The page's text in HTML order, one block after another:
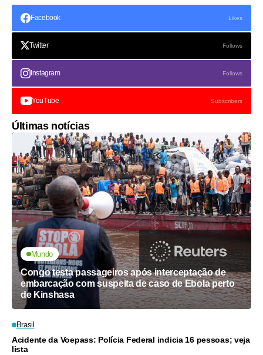
Facebook Likes
Twitter Follows
Instagram Follows
YouTube Subscribers
Últimas notícias
Mundo
Congo testa passageiros após interceptação de
embarcação com suspeita de caso de Ebola perto
de Kinshasa
Brasil
Acidente da Voepass: Polícia Federal indicia 16 pessoas; veja
lista